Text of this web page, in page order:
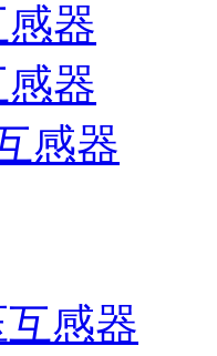
器
器
感器
互感器